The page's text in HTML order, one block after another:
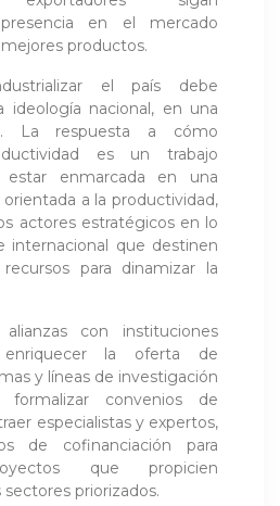
en el mercado
productos.
el país debe
ideología nacional, en una
La respuesta a cómo
es un trabajo
enmarcada en una
a la productividad,
actores estratégicos en lo
internacional que destinen
para dinamizar la
con instituciones
enriquecer la oferta de
y líneas de investigación
formalizar convenios de
especialistas y expertos,
de cofinanciación para
que propicien
priorizados.